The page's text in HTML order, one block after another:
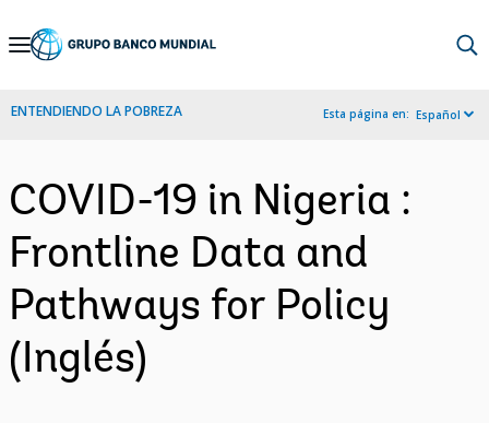
Skip
Navigation
ENTENDIENDO LA POBREZA Esta página en: Español
COVID-19 in Nigeria :
Frontline Data and
Pathways for Policy
(Inglés)